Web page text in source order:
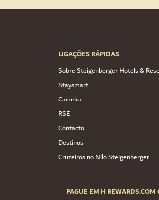
LIGAÇÕES RÁPIDAS
Sobre Steigenberger Hotels &
Staysmart
Carreira
RSE
Contacto
Destinos
Cruzeiros no Nilo Steigenberger
PAGUE EM H REWARDS.COM